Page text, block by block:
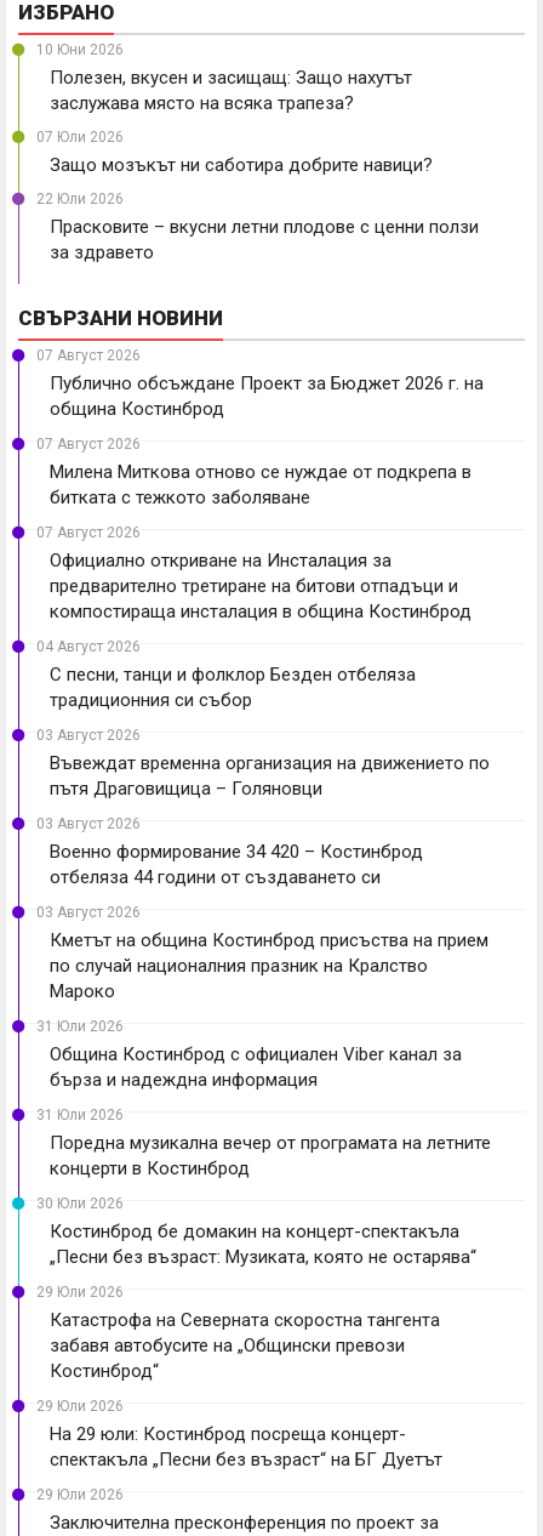
ИЗБРАНО
10 Юни 2026
Полезен, вкусен и засищащ: Защо нахутът
заслужава място на всяка трапеза?
07 Юли 2026
Защо мозъкът ни саботира добрите навици?
22 Юли 2026
Прасковите – вкусни летни плодове с ценни ползи
за здравето
СВЪРЗАНИ НОВИНИ
07 Август 2026
Публично обсъждане Проект за Бюджет 2026 г. на
община Костинброд
07 Август 2026
Милена Миткова отново се нуждае от подкрепа в
битката с тежкото заболяване
07 Август 2026
Официално откриване на Инсталация за
предварително третиране на битови отпадъци и
компостираща инсталация в община Костинброд
04 Август 2026
С песни, танци и фолклор Безден отбеляза
традиционния си събор
03 Август 2026
Въвеждат временна организация на движението по
пътя Драговищица – Голяновци
03 Август 2026
Военно формирование 34 420 – Костинброд
отбеляза 44 години от създаването си
03 Август 2026
Кметът на община Костинброд присъства на прием
по случай националния празник на Кралство
Мароко
31 Юли 2026
Община Костинброд с официален Viber канал за
бърза и надеждна информация
31 Юли 2026
Поредна музикална вечер от програмата на летните
концерти в Костинброд
30 Юли 2026
Костинброд бе домакин на концерт-спектакъла
„Песни без възраст: Музиката, която не остарява“
29 Юли 2026
Катастрофа на Северната скоростна тангента
забавя автобусите на „Общински превози
Костинброд“
29 Юли 2026
На 29 юли: Костинброд посреща концерт-
спектакъла „Песни без възраст“ на БГ Дуетът
29 Юли 2026
Заключителна пресконференция по проект за